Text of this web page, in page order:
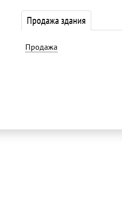
Продажа здания
Продажа